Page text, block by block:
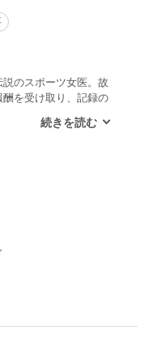
のスポーツ女医。故
を受け取り、記録の
店に女子マラソンの森